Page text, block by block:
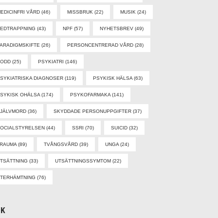
VÅRD (46) MISSBRUK (22) MUSIK (24)
(43) NPF (57) NYHETSBREV (49)
(26) PERSONCENTRERAD VÅRD (28)
(25) PSYKIATRI (146)
DIAGNOSER (119) PSYKISK HÄLSA (63)
OHÄLSA (174) PSYKOFARMAKA (141)
(36) SKYDDADE PERSONUPPGIFTER (37)
(44) SSRI (70) SUICID (32)
(89) TVÅNGSVÅRD (39) UNGA (24)
(33) UTSÄTTNINGSSYMTOM (22)
(76)